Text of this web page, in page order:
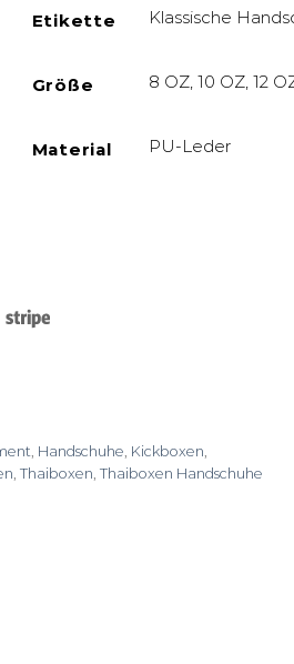
Etikette Klassische
Größe 8 OZ, 10 OZ, 12
Material PU-Leder
Stripe
, Handschuhe, Kickboxen,
, Thaiboxen, Thaiboxen Handschuhe